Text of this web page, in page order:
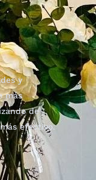
y
más
de
efectivo.